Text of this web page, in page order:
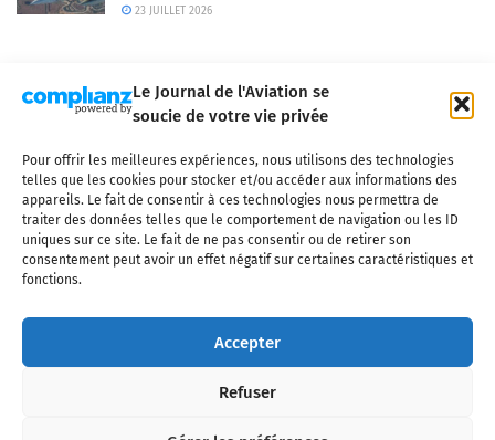
Le Journal de l'Aviation se
soucie de votre vie privée
Pour offrir les meilleures expériences, nous utilisons des technologies
telles que les cookies pour stocker et/ou accéder aux informations des
appareils. Le fait de consentir à ces technologies nous permettra de
traiter des données telles que le comportement de navigation ou les ID
uniques sur ce site. Le fait de ne pas consentir ou de retirer son
consentement peut avoir un effet négatif sur certaines caractéristiques et
fonctions.
Accepter
Refuser
23 JUILLET 2026
Qui sommes-nous ? Nous contacter
Partenaires
Mentions légales
CGV Politique de confidentialité Cookies
l'industrie aéronautique, l'aviation commerciale, l'aviation d'affaires, les
services MRO et après-vente, le financement et la location d'aéronefs
civils, l'aéronautique de défense et l'industrie spatiale. Toute reproduction,